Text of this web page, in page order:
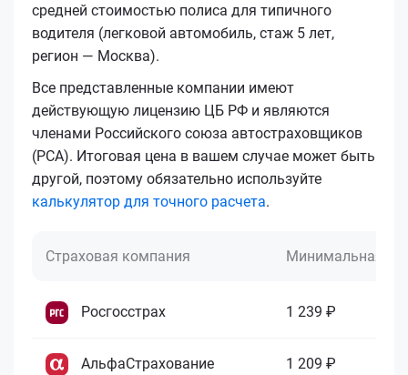
средней стоимостью полиса для типичного
водителя (легковой автомобиль, стаж 5 лет,
регион — Москва).
Все представленные компании имеют
действующую лицензию ЦБ РФ и являются
членами Российского союза автостраховщиков
(РСА). Итоговая цена в вашем случае может быть
другой, поэтому обязательно используйте
калькулятор для точного расчета.
Страховая компания Минимальная
Росгосстрах 1 239 ₽
АльфаСтрахование 1 209 ₽